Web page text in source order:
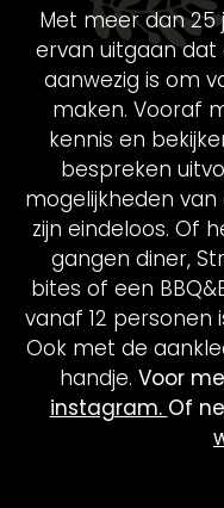
Met meer dan 25
ervan uitgaan dat
aanwezig is om
maken. Vooraf
kennis en
bespreken
mogelijkheden van
zijn eindeloos. Of
gangen diner,
bites of een
vanaf 12 personen
Ook met de
handje. Voor
instagram. Of